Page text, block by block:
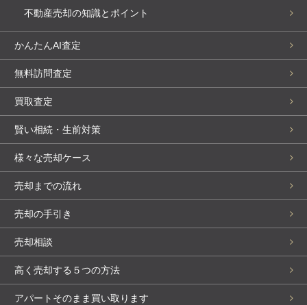
不動産売却の知識とポイント
かんたんAI査定
無料訪問査定
買取査定
賢い相続・生前対策
様々な売却ケース
売却までの流れ
売却の手引き
売却相談
高く売却する５つの方法
アパートそのまま買い取ります